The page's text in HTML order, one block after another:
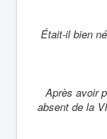
Était-il bien
Après avoir
absent de la